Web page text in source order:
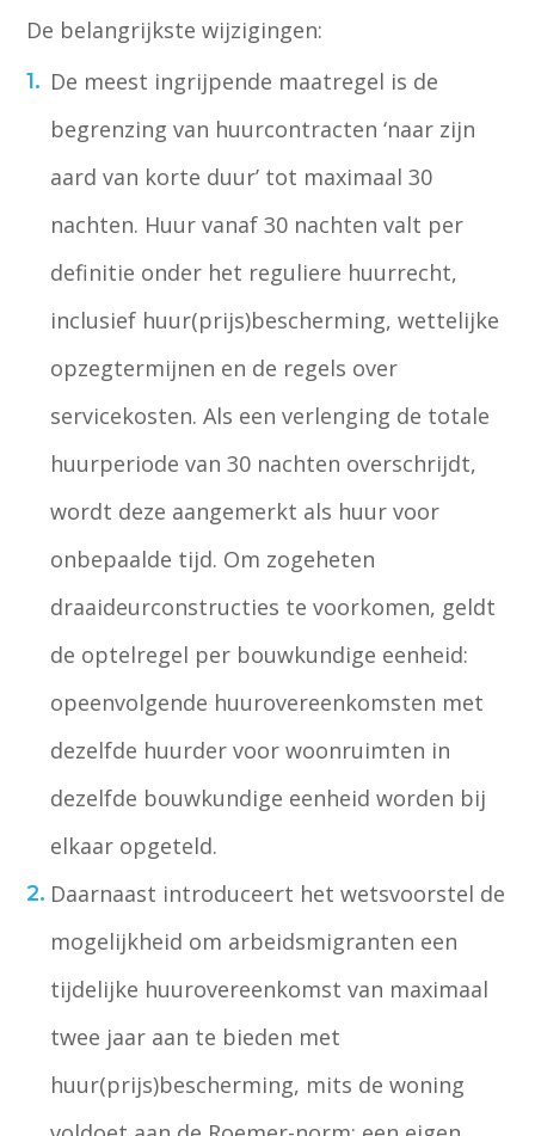
De belangrijkste wijzigingen:
De meest ingrijpende maatregel is de
begrenzing van huurcontracten ‘naar zijn
aard van korte duur’ tot maximaal 30
nachten. Huur vanaf 30 nachten valt per
definitie onder het reguliere huurrecht,
inclusief huur(prijs)bescherming, wettelijke
opzegtermijnen en de regels over
servicekosten. Als een verlenging de totale
huurperiode van 30 nachten overschrijdt,
wordt deze aangemerkt als huur voor
onbepaalde tijd. Om zogeheten
draaideurconstructies te voorkomen, geldt
de optelregel per bouwkundige eenheid:
opeenvolgende huurovereenkomsten met
dezelfde huurder voor woonruimten in
dezelfde bouwkundige eenheid worden bij
elkaar opgeteld.
Daarnaast introduceert het wetsvoorstel de
mogelijkheid om arbeidsmigranten een
tijdelijke huurovereenkomst van maximaal
twee jaar aan te bieden met
huur(prijs)bescherming, mits de woning